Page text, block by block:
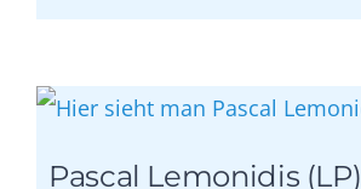
Pascal Lemonidis (LP)